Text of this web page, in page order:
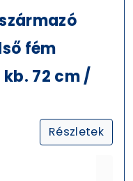
fém
72 cm /
Részletek